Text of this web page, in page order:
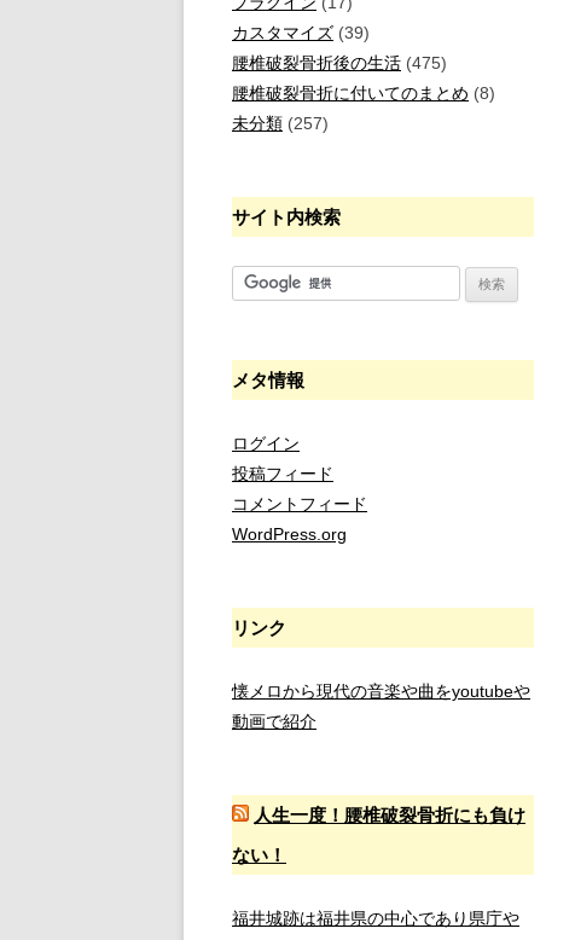
カスタマイズ (39)
腰椎破裂骨折後の生活 (475)
腰椎破裂骨折に付いてのまとめ (8)
未分類 (257)
サイト内検索
メタ情報
ログイン
投稿フィード
コメントフィード
WordPress.org
リンク
懐メロから現代の音楽や曲をyoutubeや
動画で紹介
人生一度！腰椎破裂骨折にも負け
ない！
福井城跡は福井県の中心であり県庁や